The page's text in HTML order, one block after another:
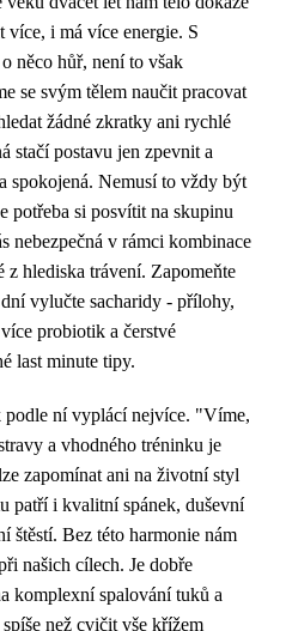
i má více energie. S
něco hůř, není to však
se svým tělem naučit pracovat
žádné zkratky ani rychlé
stačí postavu jen zpevnit a
spokojená. Nemusí to vždy být
potřeba si posvítit na skupinu
nebezpečná v rámci kombinace
z hlediska trávení. Zapomeňte
vylučte sacharidy - přílohy,
probiotik a čerstvé
last minute tipy.
podle ní vyplácí nejvíce. "Víme,
a vhodného tréninku je
zapomínat ani na životní styl
patří i kvalitní spánek, duševní
štěstí. Bez této harmonie nám
našich cílech. Je dobře
komplexní spalování tuků a
než cvičit vše křížem